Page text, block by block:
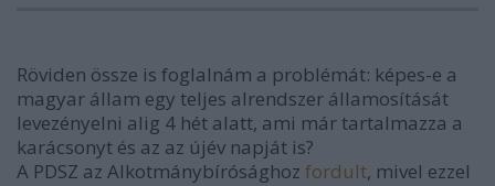
Röviden össze is foglalnám a problémát: képes-e a
magyar állam egy teljes alrendszer államosítását
levezényelni alig 4 hét alatt, ami már tartalmazza a
karácsonyt és az az újév napját is?
A PDSZ az Alkotmánybírósághoz fordult, mivel ezzel